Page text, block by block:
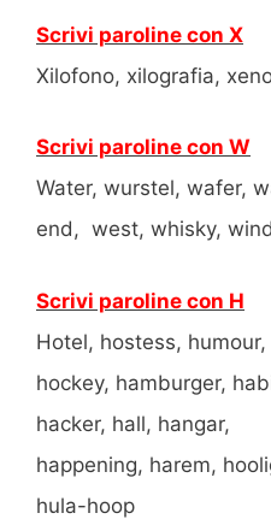
Scrivi paroline con X
Xilofono, xilografia,
Scrivi paroline con W
Water, wurstel, wafer,
end, west, whisky,
Scrivi paroline con H
Hotel, hostess,
hockey, hamburger,
hacker, hall, hangar,
happening, harem,
hula-hoop